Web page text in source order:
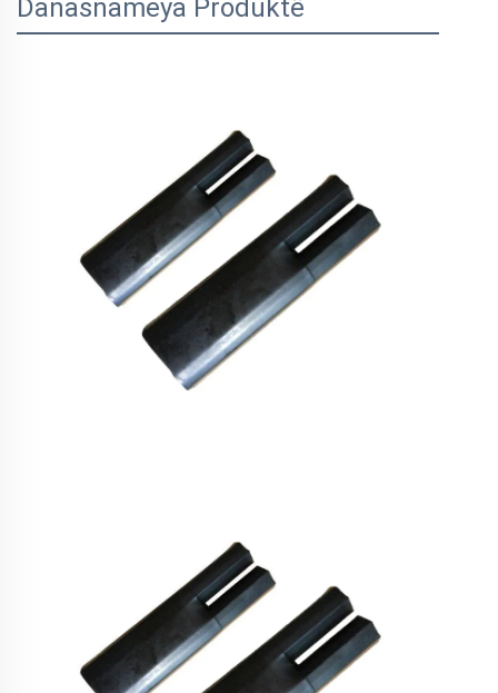
Danasnameya Produktê